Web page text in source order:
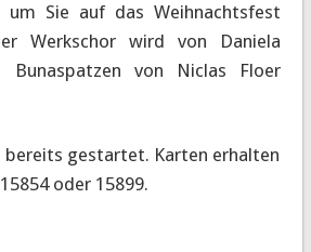
um Sie auf das Weihnachtsfest
Werkschor wird von Daniela
von Niclas Floer
bereits gestartet. Karten erhalten
oder 15899.